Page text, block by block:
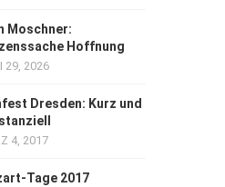
Moschner:
Hoffnung
29, 2026
Dresden: Kurz und
4, 2017
Tage 2017